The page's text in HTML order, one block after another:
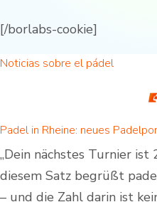
[/borlabs-cookie]
Noticias sobre el pádel
„Dein nächstes Turnier
diesem Satz begrüßt
– und die Zahl darin ist